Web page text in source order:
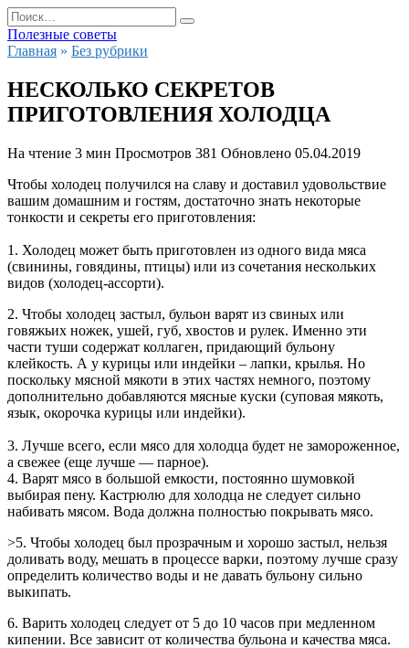
Перейти
к
содержанию
Search
for:
Полезные советы
Главная » Без рубрики
НЕСКОЛЬКО СЕКРЕТОВ
ПРИГОТОВЛЕНИЯ ХОЛОДЦА
На чтение 3 мин Просмотров 381 Обновлено 05.04.2019
Чтобы холодец получился на славу и доставил удовольствие
вашим домашним и гостям, достаточно знать некоторые
тонкости и секреты его приготовления:
1. Холодец может быть приготовлен из одного вида мяса
(свинины, говядины, птицы) или из сочетания нескольких
видов (холодец-ассорти).
2. Чтобы холодец застыл, бульон варят из свиных или
говяжьих ножек, ушей, губ, хвостов и рулек. Именно эти
части туши содержат коллаген, придающий бульону
клейкость. А у курицы или индейки – лапки, крылья. Но
поскольку мясной мякоти в этих частях немного, поэтому
дополнительно добавляются мясные куски (суповая мякоть,
язык, окорочка курицы или индейки).
3. Лучше всего, если мясо для холодца будет не замороженное,
а свежее (еще лучше — парное).
4. Варят мясо в большой емкости, постоянно шумовкой
выбирая пену. Кастрюлю для холодца не следует сильно
набивать мясом. Вода должна полностью покрывать мясо.
>5. Чтобы холодец был прозрачным и хорошо застыл, нельзя
доливать воду, мешать в процессе варки, поэтому лучше сразу
определить количество воды и не давать бульону сильно
выкипать.
6. Варить холодец следует от 5 до 10 часов при медленном
кипении. Все зависит от количества бульона и качества мяса.